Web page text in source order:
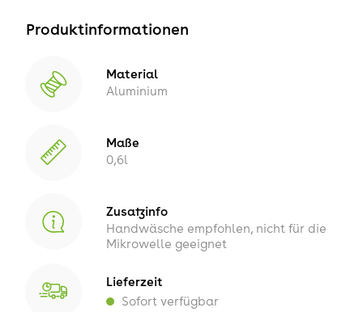
Produktinformationen
Material
Aluminium
Maße
0,6l
Zusatzinfo
Handwäsche empfohlen, nicht für die
Mikrowelle geeignet
Lieferzeit
Sofort verfügbar